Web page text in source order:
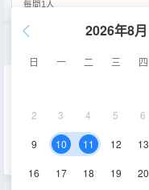
2026年8月
日 一 二 三 四
2 3 4 5 6
9 10 11 12 13
16 17 18 19 20